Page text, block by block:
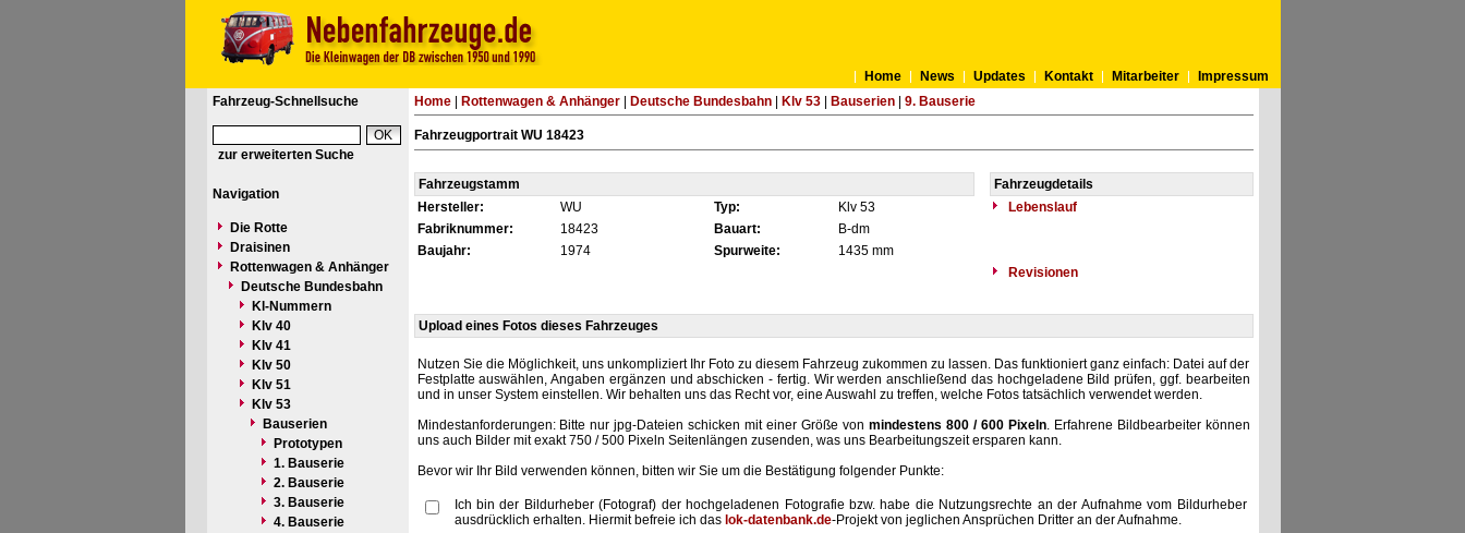
Home News Updates Kontakt Mitarbeiter
Impressum
Fahrzeug-Schnellsuche
zur erweiterten Suche
Navigation
Die Rotte
Draisinen
Rottenwagen & Anhänger
Deutsche Bundesbahn
Kl-Nummern
Klv 40
Klv 41
Klv 50
Klv 51
Klv 53
Bauserien
Prototypen
1. Bauserie
2. Bauserie
3. Bauserie
4. Bauserie
Home| Rottenwagen & Anhänger| Deutsche Bundesbahn| Klv 53| Bauserien| 9. Bauserie
Fahrzeugportrait WU 18423
Fahrzeugstamm
Fahrzeugdetails
Hersteller:
WU Typ: Klv 53
Lebenslauf
Fabriknummer:
18423 Bauart:
B-dm
Baujahr:
1974 Spurweite:
1435 mm
Revisionen
Upload eines Fotos dieses Fahrzeuges
Nutzen Sie die Möglichkeit, uns unkompliziert Ihr Foto zu diesem Fahrzeug zukommen zu lassen. Das funktioniert ganz einfach: Datei auf der
Festplatte auswählen, Angaben ergänzen und abschicken - fertig. Wir werden anschließend das hochgeladene Bild prüfen, ggf. bearbeiten
und in unser System einstellen. Wir behalten uns das Recht vor, eine Auswahl zu treffen, welche Fotos tatsächlich verwendet werden.
Mindestanforderungen: Bitte nur jpg-Dateien schicken mit einer Größe von mindestens 800 / 600 Pixeln. Erfahrene Bildbearbeiter können
uns auch Bilder mit exakt 750 / 500 Pixeln Seitenlängen zusenden, was uns Bearbeitungszeit ersparen kann.
Bevor wir Ihr Bild verwenden können, bitten wir Sie um die Bestätigung folgender Punkte:
Ich bin der Bildurheber (Fotograf) der hochgeladenen Fotografie bzw. habe die Nutzungsrechte an der Aufnahme vom Bildurheber
ausdrücklich erhalten. Hiermit befreie ich das lok-datenbank.de-Projekt von jeglichen Ansprüchen Dritter an der Aufnahme.